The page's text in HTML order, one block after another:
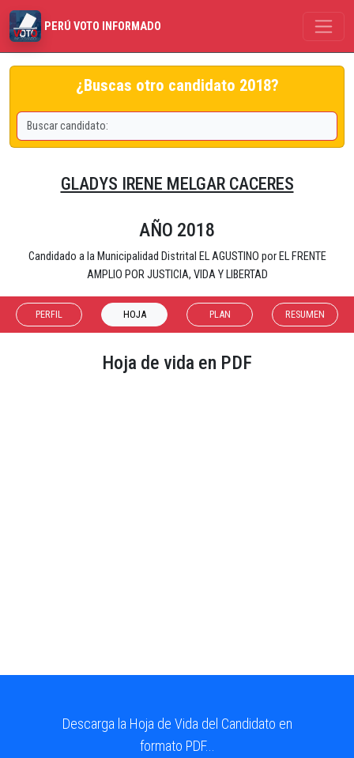
PERÚ VOTO INFORMADO
¿Buscas otro candidato 2018?
GLADYS IRENE MELGAR CACERES
AÑO 2018
Candidado a la Municipalidad Distrital EL AGUSTINO por EL FRENTE
AMPLIO POR JUSTICIA, VIDA Y LIBERTAD
PERFIL HOJA PLAN RESUMEN
Hoja de vida en PDF
Descarga la Hoja de Vida del Candidato en
formato PDF...